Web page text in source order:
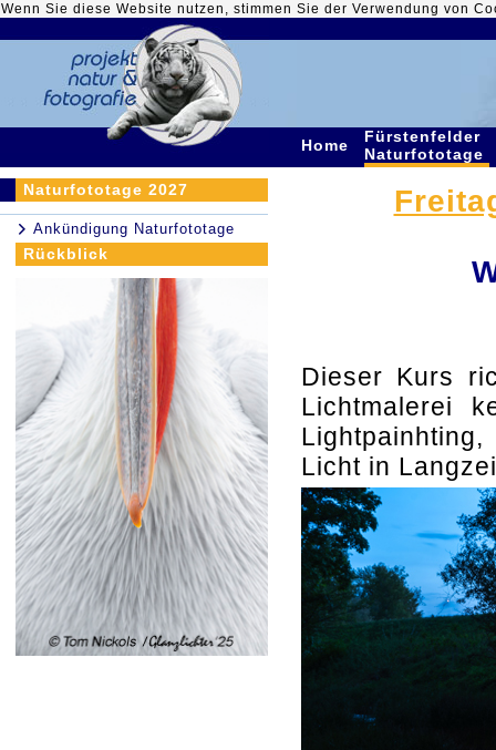
Wenn Sie diese Website nutzen, stimmen Sie der Verwendung von
Home
Fürstenfelder
Naturfototage
Naturfototage 2027
Ankündigung Naturfototage
Rückblick
Dieser Kurs
Lichtmalerei
Licht in